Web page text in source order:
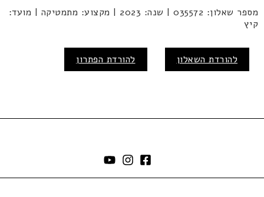
מספר שאלון: 035572 | שנה: 2023 | מקצוע: מתמטיקה | מועד:
קיץ
להורדת השאלון להורדת הפתרון